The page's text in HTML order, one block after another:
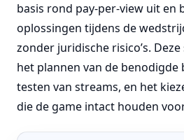
basis rond pay-per-view uit en
oplossingen tijdens de
zonder juridische risico’s.
het plannen van de
testen van streams, en het
die de game intact houden